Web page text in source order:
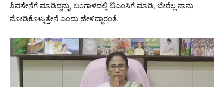
ಶಿವಸೇನೆಗೆ ಮಾಡಿದ್ದನ್ನು, ಬಂಗಾಳದಲ್ಲಿ ಟಿಎಂಸಿಗೆ ಮಾಡಿ, ಬೇರೆಲ್ಲ ನಾನು
ನೋಡಿಕೊಳ್ಳುತ್ತೇನೆ ಎಂದು ಹೇಳಿದ್ದಾರಂತೆ.